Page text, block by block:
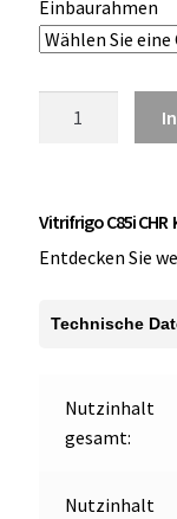
Einbaurahmen
mit
Gefrierfach
Vitrifrigo C85i
Entdecken Sie
Technische
Nutzinhalt
gesamt:
Nutzinhalt